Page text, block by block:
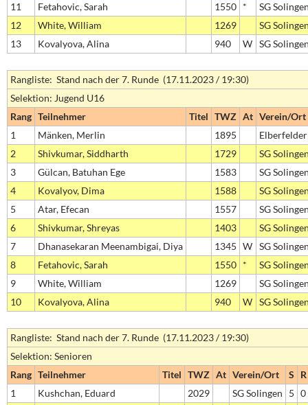
11
Fetahovic, Sarah 1550 *
SG
12
White, William 1269
SG
13
Kovalyova, Alina 940 W SG
Rangliste: Stand nach der 7. Runde (17.11.2023 / 19:30)
Selektion: Jugend U16
Rang Teilnehmer Titel TWZ At Verein/Ort
1
Mänken, Merlin 1895
Elberfelder
2
Shivkumar, Siddharth 1729
SG
3
Gülcan, Batuhan Ege 1583
SG
4
Kovalyov, Dima 1588
SG
5
Atar, Efecan 1557
SG
6
Shivkumar, Shreyas 1403
SG
7
Dhanasekaran Meenambigai, Diya 1345 W SG
8
Fetahovic, Sarah 1550 *
SG
9
White, William 1269
SG
10
Kovalyova, Alina 940 W SG
Rangliste: Stand nach der 7. Runde (17.11.2023 / 19:30)
Selektion: Senioren
Rang Teilnehmer Titel TWZ At Verein/Ort S
R
1
Kushchan, Eduard 2029 SG Solingen 5 0